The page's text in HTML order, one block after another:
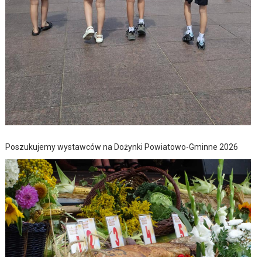
Poszukujemy wystawców na Dożynki Powiatowo-Gminne 2026